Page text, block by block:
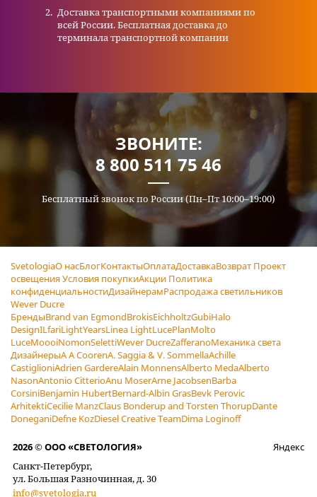
Доставка транспортными компаниями по
всей России. Бесплатная доставка до
терминала транспортной компании
ЗВОНИТЕ:
8 800 511 75 46
Бесплатный звонок по России (Пн–Пт 10:00–19:00)
SvetologiaО насБлогКонтактыОплатаДоставкаВозврат Проект
освещенияУсловия покупкиАкции Политика
конфиденциальностиДизайнерамРаспродажа светильников
Wever Ducre
БрендыBrand van EgmondBrokisEichholtzGubiHalo
DesignILfariLightYearsLinea LightLucePlanMolto
LuceMoooiNomonSelettiWever DucreZafferanoМеханика света
ДизайнерыA A CoorenA. Saggia & V. SommellaAchille
CastiglioniAdrien GardereAlain MonnensAlberto MedaAlberto
NasonAntonio CitterioAnu MoserArne JacobsenBarba
CorsiniBenjamin HubertBernard-Albin GrasBevk Perovic
ArhitektiCecilie ManzClaus Bonderup and Torsten ThorupDante
DoneganiDefne KozDiesel Creative TeamDima Loginoff
2026 © ООО «СВЕТОЛОГИЯ»
Санкт-Петербург,
ул. Большая Разночинная, д. 30
info@svetologia.ru
Яндекс